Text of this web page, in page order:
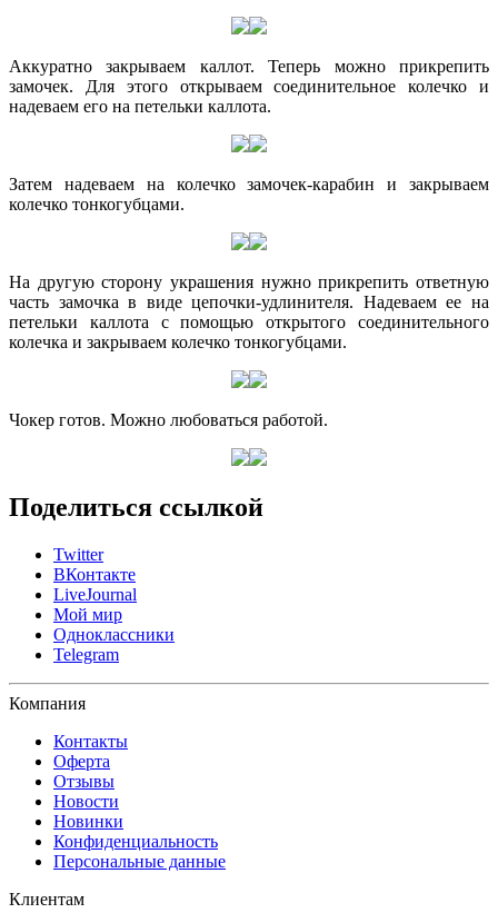
Аккуратно закрываем каллот. Теперь можно прикрепить
замочек. Для этого открываем соединительное колечко и
надеваем его на петельки каллота.
Затем надеваем на колечко замочек-карабин и закрываем
колечко тонкогубцами.
На другую сторону украшения нужно прикрепить ответную
часть замочка в виде цепочки-удлинителя. Надеваем ее на
петельки каллота с помощью открытого соединительного
колечка и закрываем колечко тонкогубцами.
Чокер готов. Можно любоваться работой.
Поделиться ссылкой
Twitter
ВКонтакте
LiveJournal
Мой мир
Одноклассники
Telegram
Компания
Контакты
Оферта
Отзывы
Новости
Новинки
Конфиденциальность
Персональные данные
Клиентам